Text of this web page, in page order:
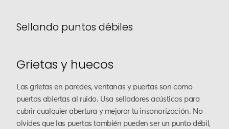
Sellando puntos débiles
Grietas y huecos
Las grietas en paredes, ventanas y puertas son como
puertas abiertas al ruido. Usa selladores acústicos para
cubrir cualquier abertura y mejorar tu insonorización. No
olvides que las puertas también pueden ser un punto débil,